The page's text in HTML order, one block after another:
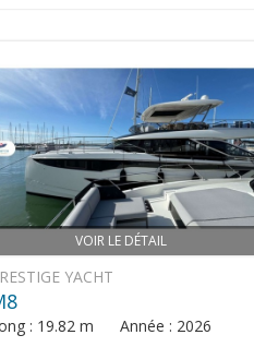
VOIR LE DÉTAIL
YACHT
: 19.82 m Année : 2026